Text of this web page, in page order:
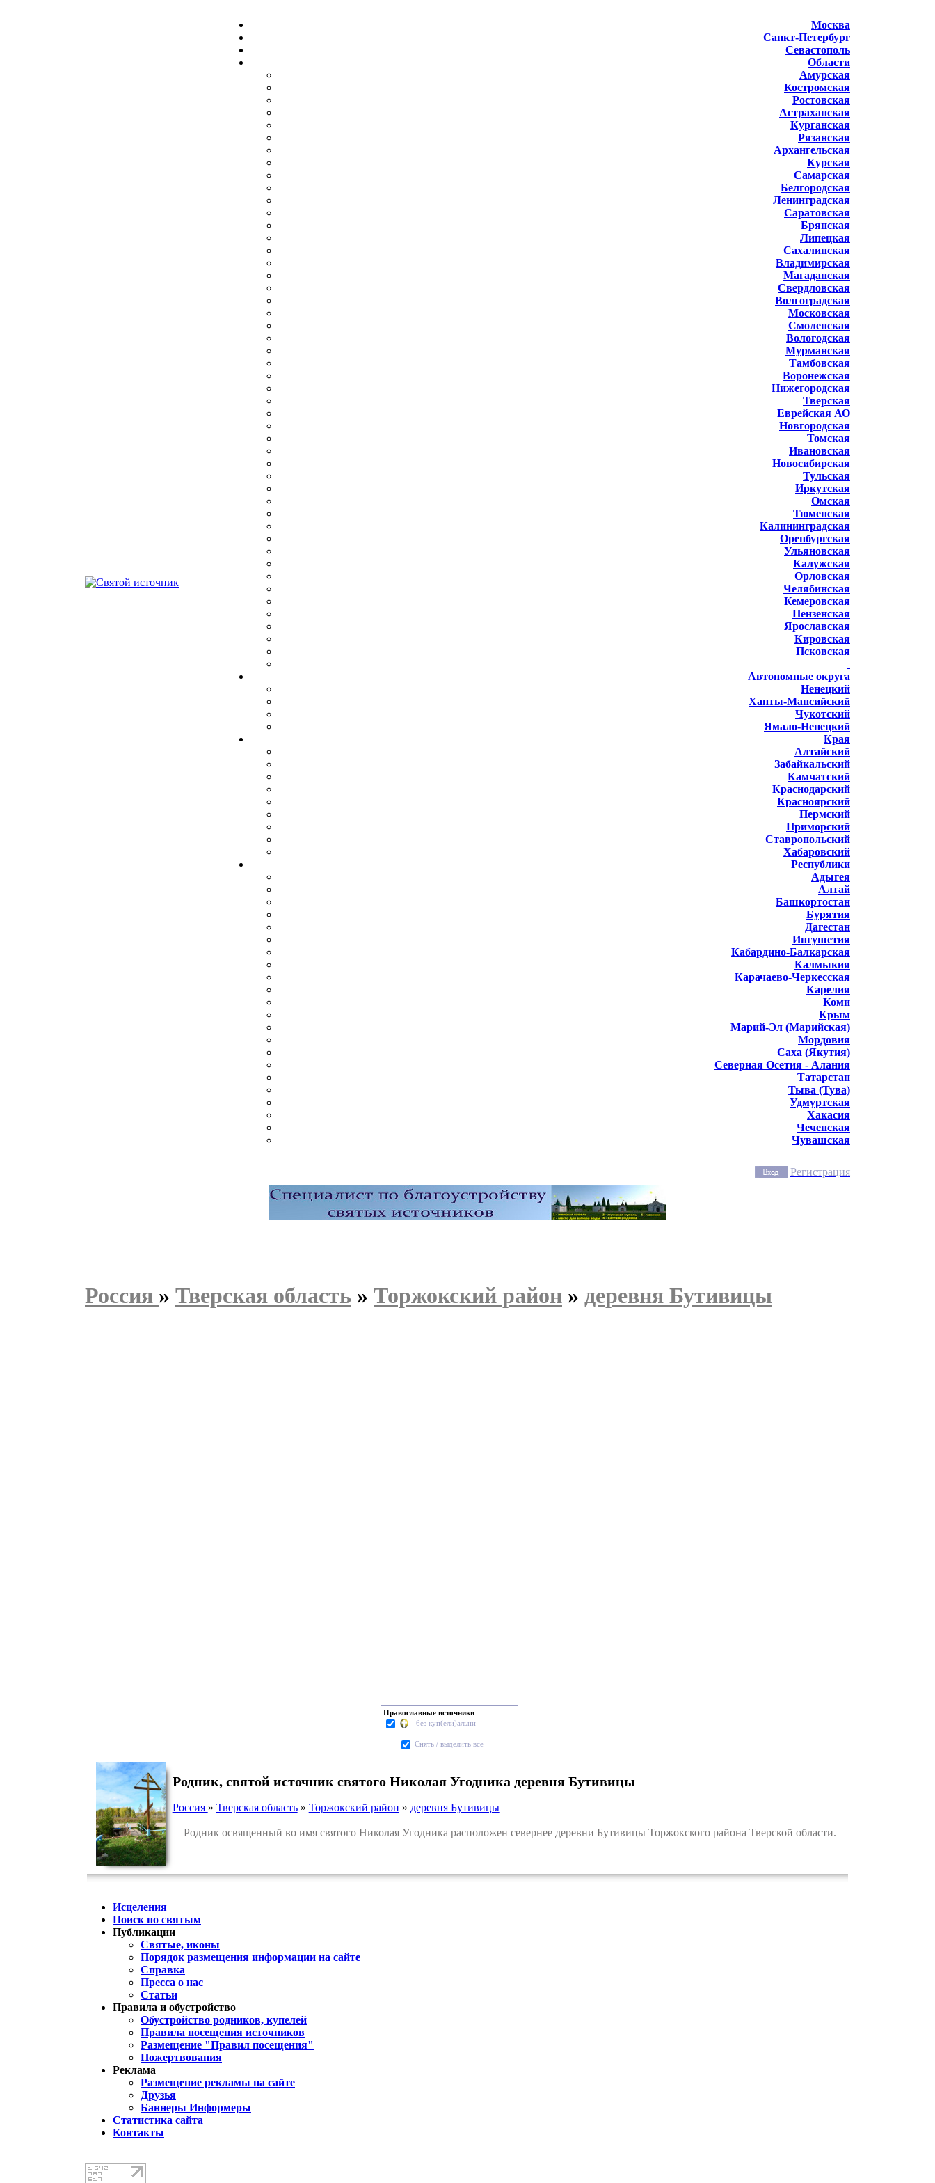
Москва
Санкт-Петербург
Севастополь
Области
Амурская
Костромская
Ростовская
Астраханская
Курганская
Рязанская
Архангельская
Курская
Самарская
Белгородская
Ленинградская
Саратовская
Брянская
Липецкая
Сахалинская
Владимирская
Магаданская
Свердловская
Волгоградская
Московская
Смоленская
Вологодская
Мурманская
Тамбовская
Воронежская
Нижегородская
Тверская
Еврейская АО
Новгородская
Томская
Ивановская
Новосибирская
Тульская
Иркутская
Омская
Тюменская
Калининградская
Оренбургская
Ульяновская
Калужская
Орловская
Челябинская
Кемеровская
Пензенская
Ярославская
Кировская
Псковская
Автономные округа
Ненецкий
Ханты-Мансийский
Чукотский
Ямало-Ненецкий
Края
Алтайский
Забайкальский
Камчатский
Краснодарский
Красноярский
Пермский
Приморский
Ставропольский
Хабаровский
Республики
Адыгея
Алтай
Башкортостан
Бурятия
Дагестан
Ингушетия
Кабардино-Балкарская
Калмыкия
Карачаево-Черкесская
Карелия
Коми
Крым
Марий-Эл (Марийская)
Мордовия
Саха (Якутия)
Северная Осетия - Алания
Татарстан
Тыва (Тува)
Удмуртская
Хакасия
Чеченская
Чувашская
Регистрация
Россия » Тверская область » Торжокский район » деревня Бутивицы
Православные источники
- без куп(ели)альни
Cнять / выделить все
Родник, святой источник святого Николая Угодника деревня Бутивицы
Россия » Тверская область» Торжокский район » деревня Бутивицы
Родник освященный во имя святого Николая Угодника расположен севернее деревни Бутивицы Торжокского района Тверской области.
Исцеления
Поиск по святым
Публикации
Святые, иконы
Порядок размещения информации на сайте
Справка
Пресса о нас
Статьи
Правила и обустройство
Обустройство родников, купелей
Правила посещения источников
Размещение "Правил посещения"
Пожертвования
Реклама
Размещение рекламы на сайте
Друзья
Баннеры Информеры
Статистика сайта
Контакты